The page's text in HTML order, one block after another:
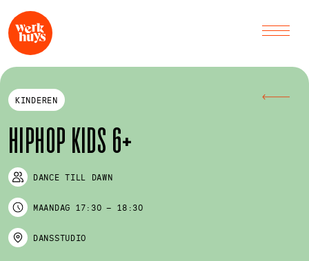
KINDEREN
HIPHOP KIDS 6+
DANCE TILL DAWN
MAANDAG 17:30 – 18:30
DANSSTUDIO